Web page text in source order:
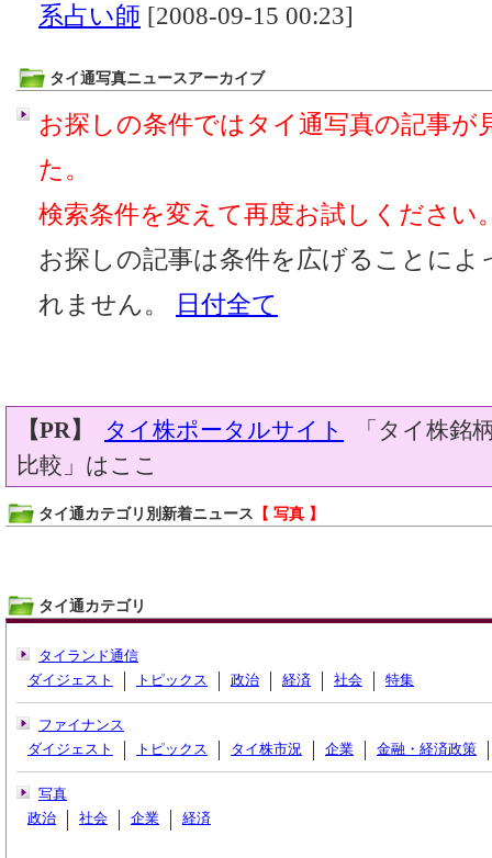
系占い師 [2008-09-15 00:23]
タイ通写真ニュースアーカイブ
お探しの条件ではタイ通写真の記事が
た。
検索条件を変えて再度お試しください
お探しの記事は条件を広げることに
れません。
日付全て
【PR】 タイ株ポータルサイト
「タイ株銘
比較」はここ
タイ通カテゴリ別新着ニュース 【 写真 】
タイ通カテゴリ
タイランド通信
ダイジェスト
トピックス 政治 経済 社会 特集
ファイナンス
ダイジェスト
トピックス タイ株市況 企業 金融・経済政策
写真
政治
社会 企業 経済